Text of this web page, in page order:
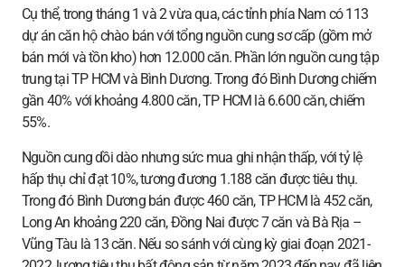
Cụ thể, trong tháng 1 và 2 vừa qua, các tỉnh phía Nam có 113
dự án căn hộ chào bán với tổng nguồn cung sơ cấp (gồm mở
bán mới và tồn kho) hơn 12.000 căn. Phần lớn nguồn cung tập
trung tại TP HCM và Bình Dương. Trong đó Bình Dương chiếm
gần 40% với khoảng 4.800 căn, TP HCM là 6.600 căn, chiếm
55%.
Nguồn cung dồi dào nhưng sức mua ghi nhận thấp, với tỷ lệ
hấp thụ chỉ đạt 10%, tương đương 1.188 căn được tiêu thụ.
Trong đó Bình Dương bán được 460 căn, TP HCM là 452 căn,
Long An khoảng 220 căn, Đồng Nai được 7 căn và Bà Rịa –
Vũng Tàu là 13 căn. Nếu so sánh với cùng kỳ giai đoạn 2021-